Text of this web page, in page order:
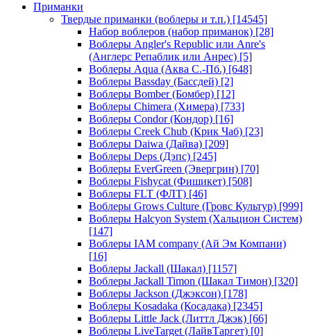
Приманки
Твердые приманки (воблеры и т.п.) [14545]
Набор воблеров (набор приманок) [28]
Воблеры Angler's Republic или Anre's
(Англерс Репаблик или Анрес) [5]
Воблеры Aqua (Аква С.-Пб.) [648]
Воблеры Bassday (Бассдей) [2]
Воблеры Bomber (Бомбер) [12]
Воблеры Chimera (Химера) [733]
Воблеры Condor (Кондор) [16]
Воблеры Creek Chub (Крик Чаб) [23]
Воблеры Daiwa (Дайва) [209]
Воблеры Deps (Дэпс) [245]
Воблеры EverGreen (Эвергрин) [70]
Воблеры Fishycat (Фишикет) [508]
Воблеры FLT (ФЛТ) [46]
Воблеры Grows Culture (Гровс Культур) [999]
Воблеры Halcyon System (Хальцион Систем)
[147]
Воблеры IAM company (Ай Эм Компани)
[16]
Воблеры Jackall (Шакал) [1157]
Воблеры Jackall Timon (Шакал Тимон) [320]
Воблеры Jackson (Джэксон) [178]
Воблеры Kosadaka (Косадака) [2345]
Воблеры Little Jack (Литтл Джэк) [66]
Воблеры LiveTarget (ЛайвТаргет) [0]